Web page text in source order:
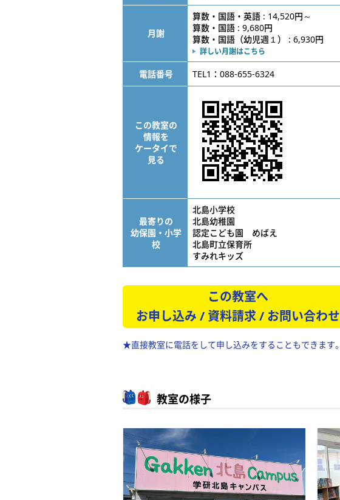
月謝
算数・国語・英語 : 14,520円～
算数・国語 : 9,680円
算数・国語（幼児週１） : 6,930円
詳しい月謝はこちら
電話番号 TEL1：088-655-6324
この教室の
情報を
ケータイで
見る
最寄りの
幼保園・小学
校
北島小学校
北島幼稚園
認定こども園 めばえ
北島町立保育所
すみれキッズ
この教室へ
お申し込み / 資料請求 / お問い合わせ
★直接教室に電話をして申し込みをすることもできます。
教室の様子